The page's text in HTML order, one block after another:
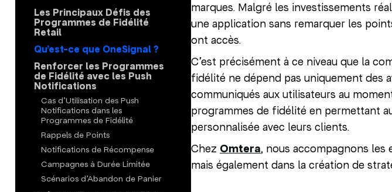
Les Principaux Défis des
Programmes de Fidélité
Retail
Qu’est-ce que OneSignal ?
Renforcer les Programmes
de Fidélité avec les Push
Notifications
Cas d’Utilisation des Push
Notifications dans les
Programmes de Fidélité
Rappels de Points
Notifications de Récompense
Campagnes à Durée Limitée
Scénarios d’Abandon de Panier
marques. Malgré les investissements
une application sans remarquer les
ont accès.
C’est précisément à ce niveau que la
fidélité ne dépend pas uniquement des
communiqués aux utilisateurs au
programmes de fidélité en permettant
personnalisée avec leurs clients.
Chez Omtera, nous accompagnons les
mais également dans la création de